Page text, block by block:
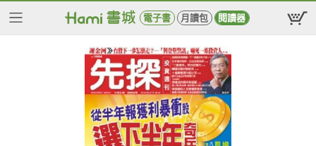
電子書 月讀包 閱讀器